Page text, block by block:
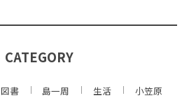
CATEGORY
図書 島一周 生活 小笠原